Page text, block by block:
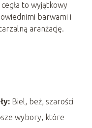
to wyjątkowy
barwami i
aranżację.
Biel, beż, szarości
wybory, które